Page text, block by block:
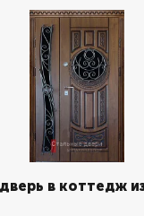
в коттедж